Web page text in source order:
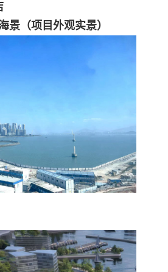
景（项目外观实景）